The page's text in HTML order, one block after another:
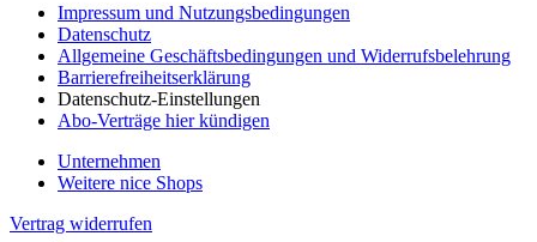
Impressum und Nutzungsbedingungen
Datenschutz
Allgemeine Geschäftsbedingungen und Widerrufsbelehrung
Barrierefreiheitserklärung
Datenschutz-Einstellungen
Abo-Verträge hier kündigen
Unternehmen
Weitere nice Shops
Vertrag widerrufen